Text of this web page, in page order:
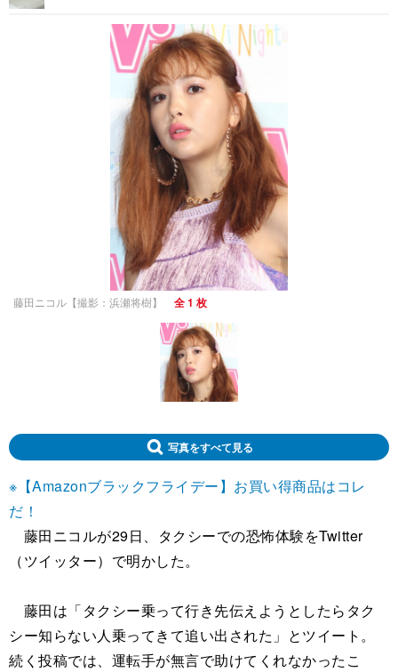
藤田ニコル【撮影：浜瀬将樹】 全 1 枚
写真をすべて見る
※【Amazonブラックフライデー】お買い得商品はコレ
だ！
藤田ニコルが29日、タクシーでの恐怖体験をTwitter
（ツイッター）で明かした。
藤田は「タクシー乗って行き先伝えようとしたらタク
シー知らない人乗ってきて追い出された」とツイート。
続く投稿では、運転手が無言で助けてくれなかったこ